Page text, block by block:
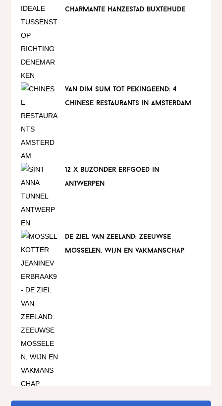
charmante hanzestad buxtehude
van dim sum tot pekingeend: 4
chinese restaurants in amsterdam
12 x bijzonder erfgoed in
antwerpen
de ziel van zeeland: zeeuwse
mosselen, wijn en vakmanschap